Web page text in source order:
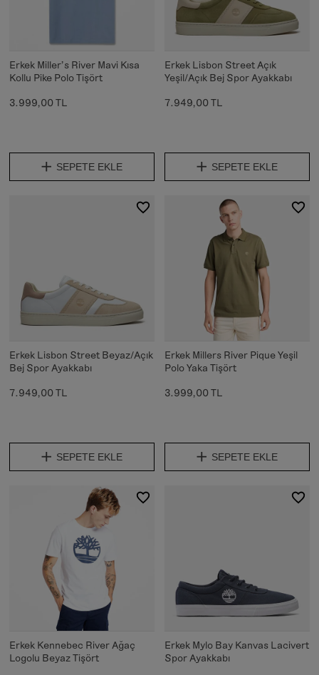
Erkek Miller's River Mavi Kısa
Kollu Pike Polo Tişört
3.999,00 TL
SEPETE EKLE
Erkek Lisbon Street Açık
Yeşil/Açık Bej Spor Ayakkabı
7.949,00 TL
SEPETE EKLE
Erkek Lisbon Street Beyaz/Açık
Bej Spor Ayakkabı
7.949,00 TL
SEPETE EKLE
Erkek Millers River Pique Yeşil
Polo Yaka Tişört
3.999,00 TL
SEPETE EKLE
Erkek Kennebec River Ağaç
Logolu Beyaz Tişört
Erkek Mylo Bay Kanvas Lacivert
Spor Ayakkabı